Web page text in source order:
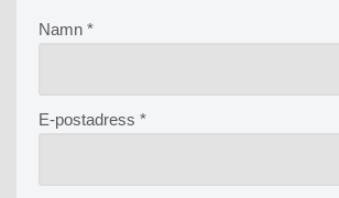
Namn *
E-postadress *